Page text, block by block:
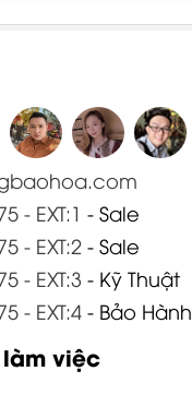
- EXT:1 - Sale
- EXT:2- Sale
- EXT:3 - Kỹ Thuật
- EXT:4- Bảo Hành
việc